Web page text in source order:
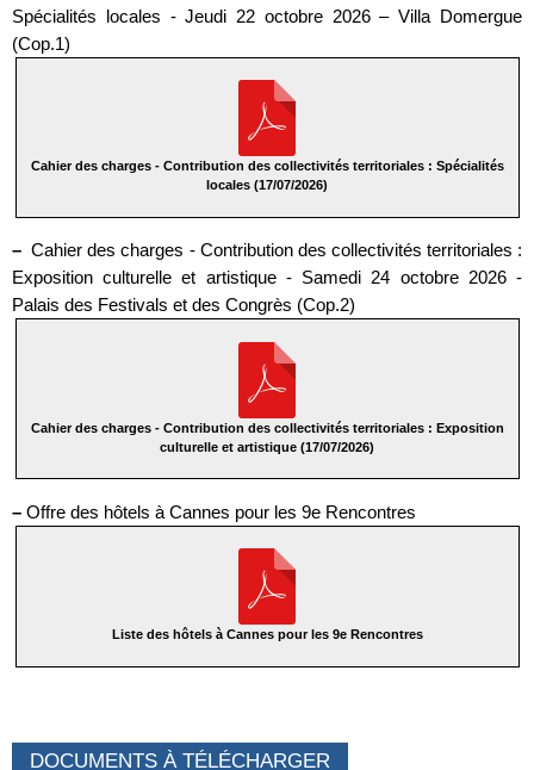
Spécialités locales - Jeudi 22 octobre 2026 – Villa Domergue
(Cop.1)
Cahier des charges - Contribution des collectivités territoriales : Spécialités
locales (17/07/2026)
– Cahier des charges - Contribution des collectivités territoriales :
Exposition culturelle et artistique - Samedi 24 octobre 2026 -
Palais des Festivals et des Congrès (Cop.2)
Cahier des charges - Contribution des collectivités territoriales : Exposition
culturelle et artistique (17/07/2026)
– Offre des hôtels à Cannes pour les 9e Rencontres
Liste des hôtels à Cannes pour les 9e Rencontres
DOCUMENTS À TÉLÉCHARGER